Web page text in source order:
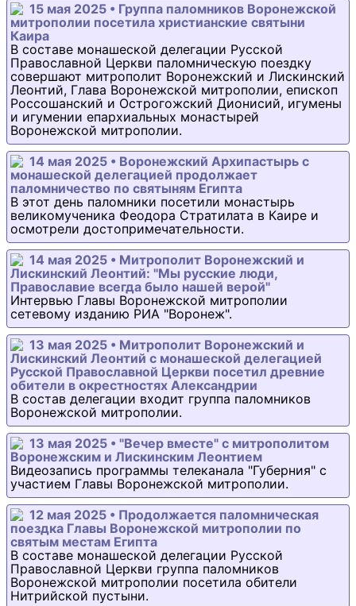
15 мая 2025 • Группа паломников Воронежской
митрополии посетила христианские святыни
Каира
В составе монашеской делегации Русской
Православной Церкви паломническую поездку
совершают митрополит Воронежский и Лискинский
Леонтий, Глава Воронежской митрополии, епископ
Россошанский и Острогожский Дионисий, игумены
и игумении епархиальных монастырей
Воронежской митрополии.
14 мая 2025 • Воронежский Архипастырь с
монашеской делегацией продолжает
паломничество по святыням Египта
В этот день паломники посетили монастырь
великомученика Феодора Стратилата в Каире и
осмотрели достопримечательности.
14 мая 2025 • Митрополит Воронежский и
Лискинский Леонтий: "Мы русские люди,
Православие всегда было нашей верой"
Интервью Главы Воронежской митрополии
сетевому изданию РИА "Воронеж".
13 мая 2025 • Митрополит Воронежский и
Лискинский Леонтий с монашеской делегацией
Русской Православной Церкви посетил древние
обители в окрестностях Александрии
В состав делегации входит группа паломников
Воронежской митрополии.
13 мая 2025 • "Вечер вместе" с митрополитом
Воронежским и Лискинским Леонтием
Видеозапись программы телеканала "Губерния" с
участием Главы Воронежской митрополии.
12 мая 2025 • Продолжается паломническая
поездка Главы Воронежской митрополии по
святым местам Египта
В составе монашеской делегации Русской
Православной Церкви группа паломников
Воронежской митрополии посетила обители
Нитрийской пустыни.